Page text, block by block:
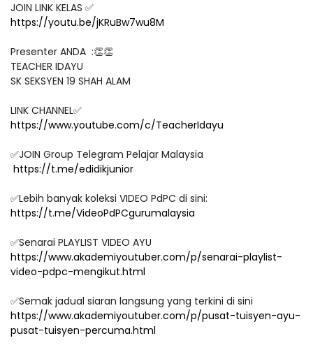
JOIN LINK KELAS ✅
https://youtu.be/jKRuBw7wu8M
Presenter ANDA :👏👏
TEACHER IDAYU
SK SEKSYEN 19 SHAH ALAM
LINK CHANNEL✅
https://www.youtube.com/c/TeacherIdayu
✅JOIN Group Telegram Pelajar Malaysia
https://t.me/edidikjunior
✅Lebih banyak koleksi VIDEO PdPC di sini:
https://t.me/VideoPdPCgurumalaysia
✅Senarai PLAYLIST VIDEO AYU
https://www.akademiyoutuber.com/p/senarai-playlist-
video-pdpc-mengikut.html
✅Semak jadual siaran langsung yang terkini di sini
https://www.akademiyoutuber.com/p/pusat-tuisyen-ayu-
pusat-tuisyen-percuma.html